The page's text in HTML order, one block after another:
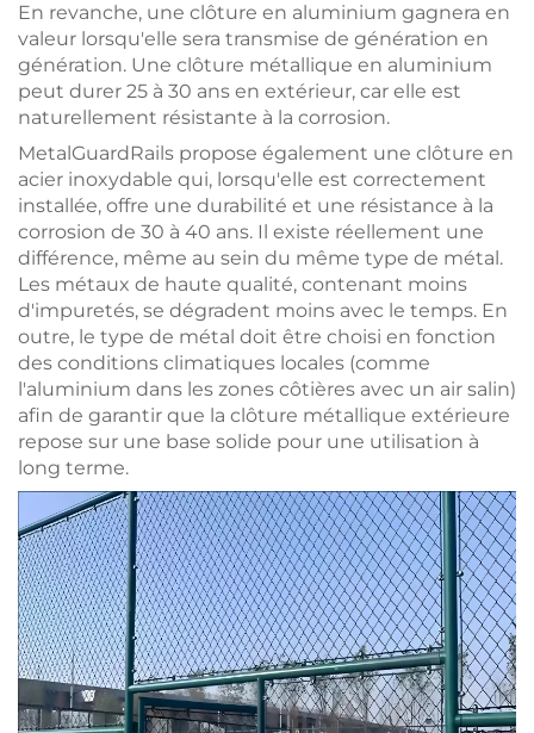
En revanche, une clôture en aluminium gagnera en
valeur lorsqu'elle sera transmise de génération en
génération. Une clôture métallique en aluminium
peut durer 25 à 30 ans en extérieur, car elle est
naturellement résistante à la corrosion.
MetalGuardRails propose également une clôture en
acier inoxydable qui, lorsqu'elle est correctement
installée, offre une durabilité et une résistance à la
corrosion de 30 à 40 ans. Il existe réellement une
différence, même au sein du même type de métal.
Les métaux de haute qualité, contenant moins
d'impuretés, se dégradent moins avec le temps. En
outre, le type de métal doit être choisi en fonction
des conditions climatiques locales (comme
l'aluminium dans les zones côtières avec un air salin)
afin de garantir que la clôture métallique extérieure
repose sur une base solide pour une utilisation à
long terme.